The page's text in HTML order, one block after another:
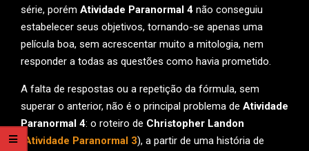
série, porém Atividade Paranormal 4 não conseguiu
estabelecer seus objetivos, tornando-se apenas uma
película boa, sem acrescentar muito a mitologia, nem
responder a todas as questões como havia prometido.
A falta de respostas ou a repetição da fórmula, sem
superar o anterior, não é o principal problema de Atividade
Paranormal 4: o roteiro de Christopher Landon
Atividade Paranormal 3), a partir de uma história de